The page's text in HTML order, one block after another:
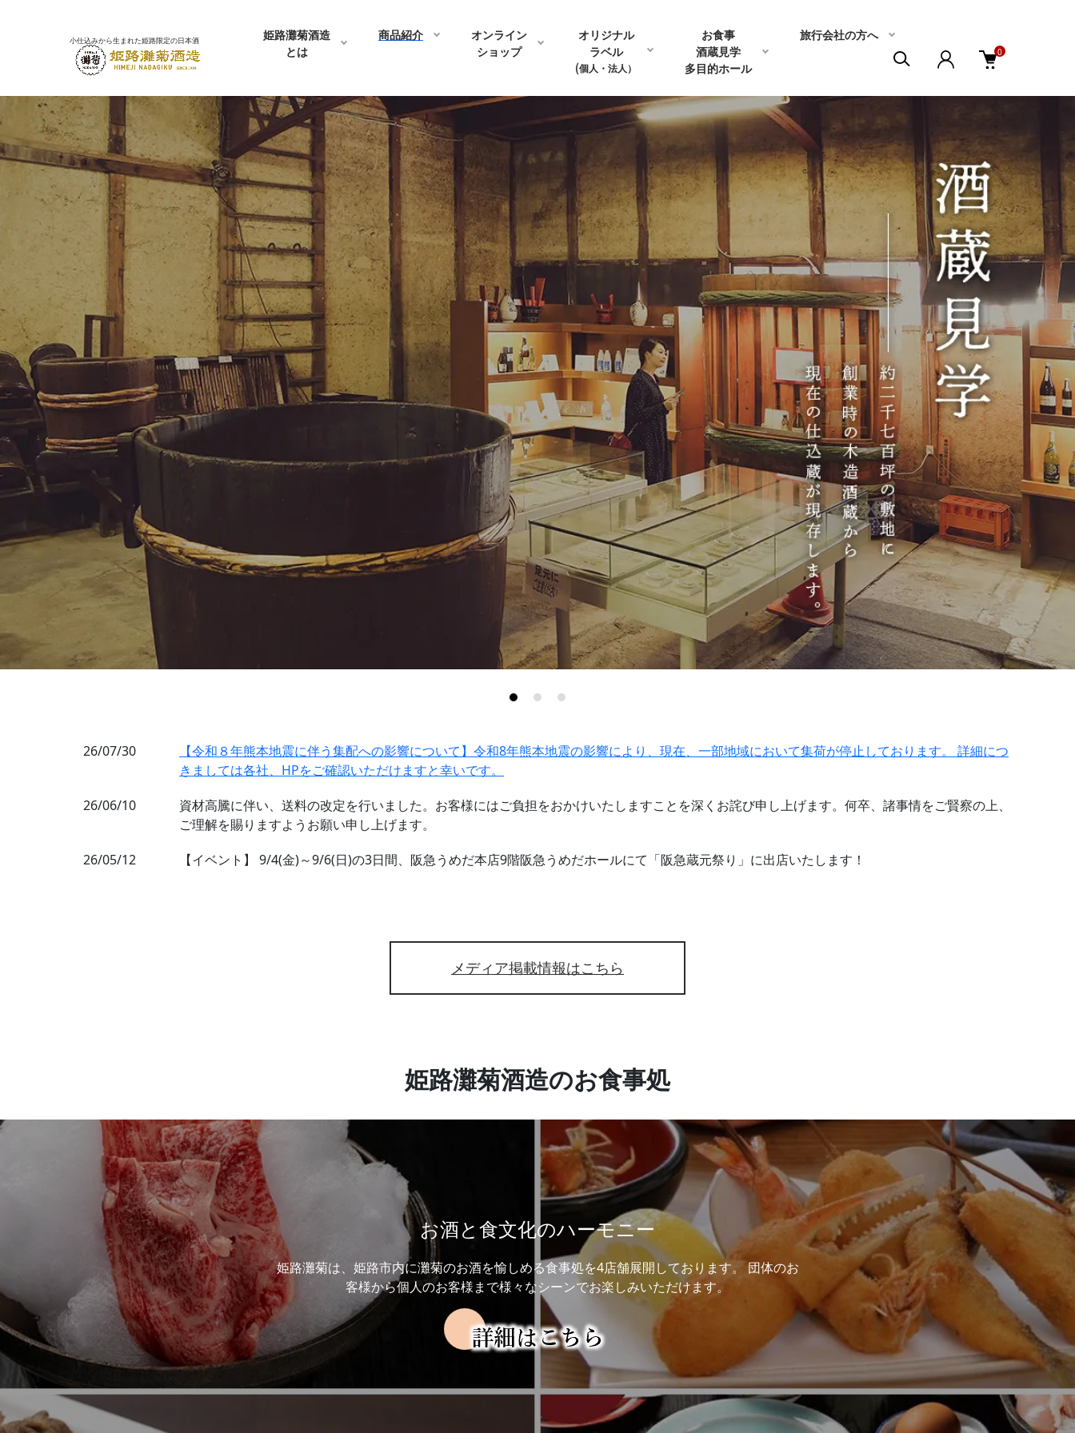
小仕込みから生まれた姫路限定の日本酒
姫路灘菊酒造
とは
商品紹介
オンライン
ショップ
オリジナル
ラベル
(個人・法人）
お食事
酒蔵見学
多目的ホール
旅行会社の方へ
0
NEWS
26/07/30
【令和８年熊本地震に伴う集配への影響について】令和8年熊本地震の影響により、現在、一部地域において集荷が停止しております。 詳細につ
きましては各社、HPをご確認いただけますと幸いです。
26/06/10
資材高騰に伴い、送料の改定を行いました。お客様にはご負担をおかけいたしますことを深くお詫び申し上げます。何卒、諸事情をご賢察の上、
ご理解を賜りますようお願い申し上げます。
26/05/12
【イベント】 9/4(金)～9/6(日)の3日間、阪急うめだ本店9階阪急うめだホールにて「阪急蔵元祭り」に出店いたします！
メディア掲載情報はこちら
姫路灘菊酒造のお食事処
お酒と食文化のハーモニー
姫路灘菊は、姫路市内に灘菊のお酒を愉しめる食事処を4店舗展開しております。 団体のお
客様から個人のお客様まで様々なシーンでお楽しみいただけます。